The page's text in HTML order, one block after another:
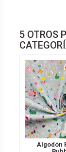
5 OTROS
Algodón